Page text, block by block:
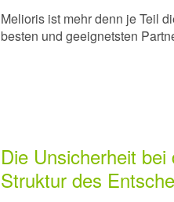
Melioris ist mehr denn je Teil
besten und geeignetsten
Die Unsicherheit
Struktur des